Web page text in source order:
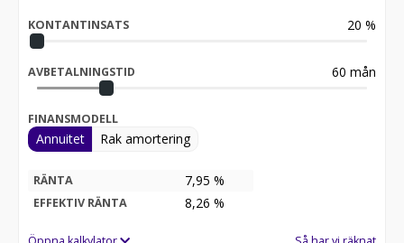
KONTANTINSATS 20 %
AVBETALNINGSTID 60 mån
FINANSMODELL
Annuitet Rak amortering
RÄNTA 7,95 %
EFFEKTIV RÄNTA 8,26 %